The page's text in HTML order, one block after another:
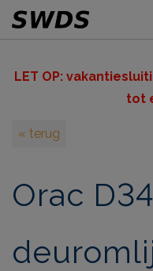
LET OP: v
tot
« terug
Orac